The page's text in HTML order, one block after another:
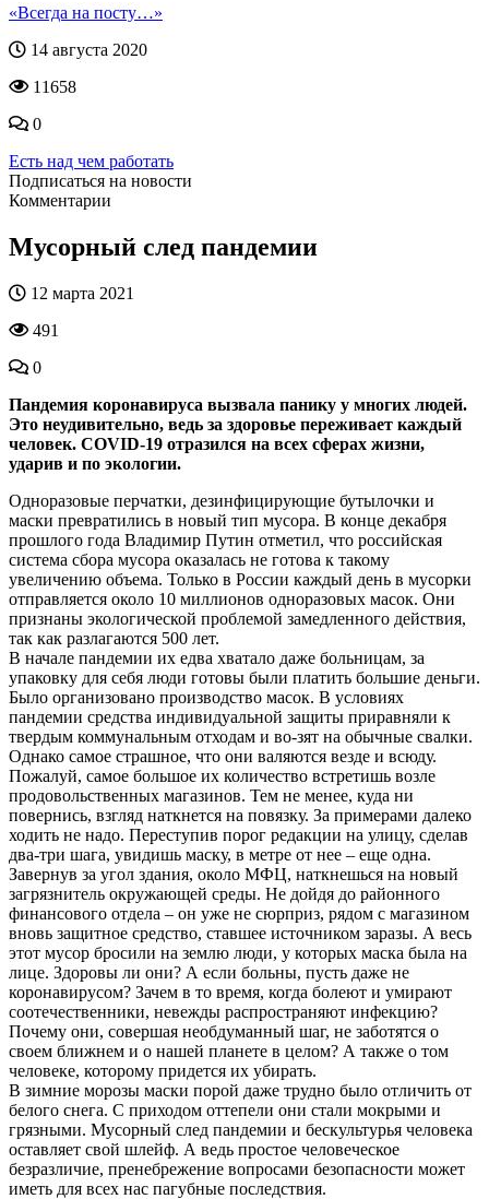
«Всегда на посту…»
14 августа 2020
11658
0
Есть над чем работать
Подписаться на новости
Комментарии
Мусорный след пандемии
12 марта 2021
491
0
Пандемия коронавируса вызвала панику у многих людей.
Это неудивительно, ведь за здоровье переживает каждый
человек. COVID-19 отразился на всех сферах жизни,
ударив и по экологии.
Одноразовые перчатки, дезинфицирующие бутылочки и
маски превратились в новый тип мусора. В конце декабря
прошлого года Владимир Путин отметил, что российская
система сбора мусора оказалась не готова к такому
увеличению объема. Только в России каждый день в мусорки
отправляется около 10 миллионов одноразовых масок. Они
признаны экологической проблемой замедленного действия,
так как разлагаются 500 лет.
В начале пандемии их едва хватало даже больницам, за
упаковку для себя люди готовы были платить большие деньги.
Было организовано производство масок. В условиях
пандемии средства индивидуальной защиты приравняли к
твердым коммунальным отходам и во-зят на обычные свалки.
Однако самое страшное, что они валяются везде и всюду.
Пожалуй, самое большое их количество встретишь возле
продовольственных магазинов. Тем не менее, куда ни
повернись, взгляд наткнется на повязку. За примерами далеко
ходить не надо. Переступив порог редакции на улицу, сделав
два-три шага, увидишь маску, в метре от нее – еще одна.
Завернув за угол здания, около МФЦ, наткнешься на новый
загрязнитель окружающей среды. Не дойдя до районного
финансового отдела – он уже не сюрприз, рядом с магазином
вновь защитное средство, ставшее источником заразы. А весь
этот мусор бросили на землю люди, у которых маска была на
лице. Здоровы ли они? А если больны, пусть даже не
коронавирусом? Зачем в то время, когда болеют и умирают
соотечественники, невежды распространяют инфекцию?
Почему они, совершая необдуманный шаг, не заботятся о
своем ближнем и о нашей планете в целом? А также о том
человеке, которому придется их убирать.
В зимние морозы маски порой даже трудно было отличить от
белого снега. С приходом оттепели они стали мокрыми и
грязными. Мусорный след пандемии и бескультурья человека
оставляет свой шлейф. А ведь простое человеческое
безразличие, пренебрежение вопросами безопасности может
иметь для всех нас пагубные последствия.